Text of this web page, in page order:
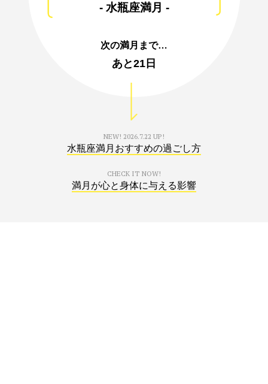
- 水瓶座満月 -
次の満月まで…
あと21日
NEW! 2026.7.22 UP!
水瓶座満月おすすめの過ごし方
CHECK IT NOW!
満月が心と身体に与える影響